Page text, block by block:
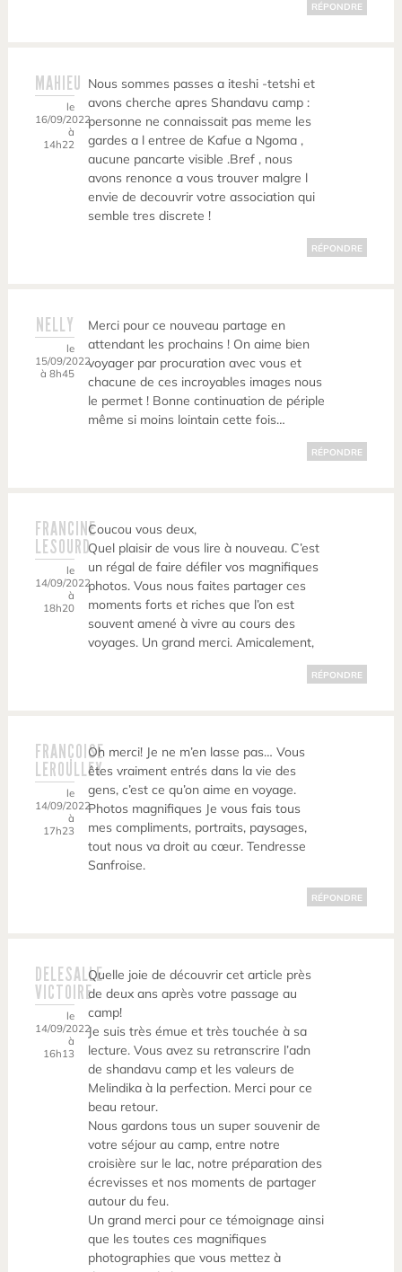
RÉPONDRE
MAHIEU
le
16/09/2022
à
14h22
Nous sommes passes a iteshi -tetshi et
avons cherche apres Shandavu camp :
personne ne connaissait pas meme les
gardes a l entree de Kafue a Ngoma ,
aucune pancarte visible .Bref , nous
avons renonce a vous trouver malgre l
envie de decouvrir votre association qui
semble tres discrete !
RÉPONDRE
NELLY
le
15/09/2022
à 8h45
Merci pour ce nouveau partage en
attendant les prochains ! On aime bien
voyager par procuration avec vous et
chacune de ces incroyables images nous
le permet ! Bonne continuation de périple
même si moins lointain cette fois…
RÉPONDRE
FRANCINE
LESOURD
le
14/09/2022
à
18h20
Coucou vous deux,
Quel plaisir de vous lire à nouveau. C’est
un régal de faire défiler vos magnifiques
photos. Vous nous faites partager ces
moments forts et riches que l’on est
souvent amené à vivre au cours des
voyages. Un grand merci. Amicalement,
RÉPONDRE
FRANÇOISE
LEROULLEY
le
14/09/2022
à
17h23
Oh merci! Je ne m’en lasse pas… Vous
êtes vraiment entrés dans la vie des
gens, c’est ce qu’on aime en voyage.
Photos magnifiques Je vous fais tous
mes compliments, portraits, paysages,
tout nous va droit au cœur. Tendresse
Sanfroise.
RÉPONDRE
DELESALLE
VICTOIRE
le
14/09/2022
à
16h13
Quelle joie de découvrir cet article près
de deux ans après votre passage au
camp!
Je suis très émue et très touchée à sa
lecture. Vous avez su retranscrire l’adn
de shandavu camp et les valeurs de
Melindika à la perfection. Merci pour ce
beau retour.
Nous gardons tous un super souvenir de
votre séjour au camp, entre notre
croisière sur le lac, notre préparation des
écrevisses et nos moments de partager
autour du feu.
Un grand merci pour ce témoignage ainsi
que les toutes ces magnifiques
photographies que vous mettez à